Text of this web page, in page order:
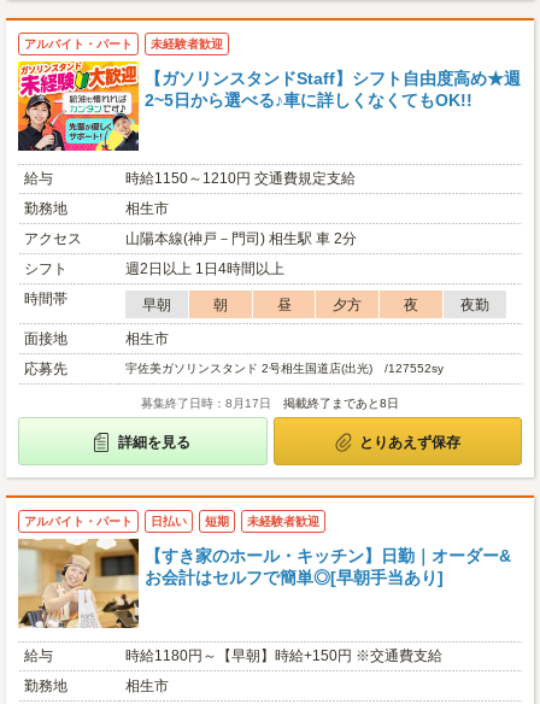
アルバイト・パート 未経験者歓迎
【ガソリンスタンドStaff】シフト自由度高め★週
2~5日から選べる♪車に詳しくなくてもOK!!
給与
時給1150～1210円 交通費規定支給
勤務地
相生市
アクセス
山陽本線(神戸－門司) 相生駅 車 2分
シフト
週2日以上 1日4時間以上
時間帯
早朝 朝 昼 夕方 夜
夜勤
面接地
相生市
応募先
宇佐美ガソリンスタンド 2号相生国道店(出光) /127552sy
募集終了日時：8月17日 掲載終了まであと8日
詳細を見る とりあえず保存
アルバイト・パート 日払い 短期 未経験者歓迎
【すき家のホール・キッチン】日勤｜オーダー&
お会計はセルフで簡単◎[早朝手当あり]
給与
時給1180円～【早朝】時給+150円 ※交通費支給
勤務地
相生市